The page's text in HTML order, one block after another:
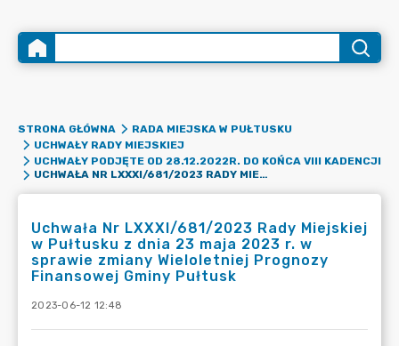
STRONA GŁÓWNA
RADA MIEJSKA W PUŁTUSKU
UCHWAŁY RADY MIEJSKIEJ
UCHWAŁY PODJĘTE OD 28.12.2022R. DO KOŃCA VIII KADENCJI
UCHWAŁA NR LXXXI/681/2023 RADY MIEJSKIEJ W PUŁTUSKU Z DNIA 23 MAJA 2023 R. W SPRAWIE ZMIANY WIELOLETNIEJ PROGNOZY FINANSOWEJ GMINY PUŁTUSK
Uchwała Nr LXXXI/681/2023 Rady Miejskiej
w Pułtusku z dnia 23 maja 2023 r. w
sprawie zmiany Wieloletniej Prognozy
Finansowej Gminy Pułtusk
2023-06-12 12:48